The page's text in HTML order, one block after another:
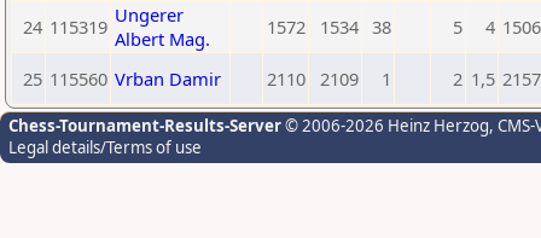
24 115319 Ungerer
Albert Mag.
1572 1534 38 5 4 1506
25 115560 Vrban Damir 2110 2109 1 2 1,5 2157
Chess-Tournament-Results-Server© 2006-2026 Heinz Herzog,
Legal details/Terms of use